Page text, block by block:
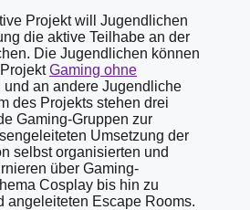
Projekt will Jugendlichen
die aktive Teilhabe an der
Die Jugendlichen können
Gaming ohne
und an andere Jugendliche
des Projekts stehen drei
Gaming-Gruppen zur
Umsetzung der
selbst organisierten und
über Gaming-
Cosplay bis hin zu
angeleiteten Escape Rooms.